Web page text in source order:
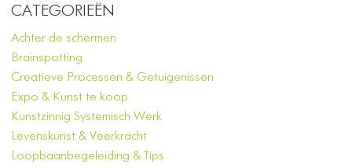
CATEGORIEËN
Achter de schermen
Brainspotting
Creatieve Processen & Getuigenissen
Expo & Kunst te koop
Kunstzinnig Systemisch Werk
Levenskunst & Veerkracht
Loopbaanbegeleiding & Tips